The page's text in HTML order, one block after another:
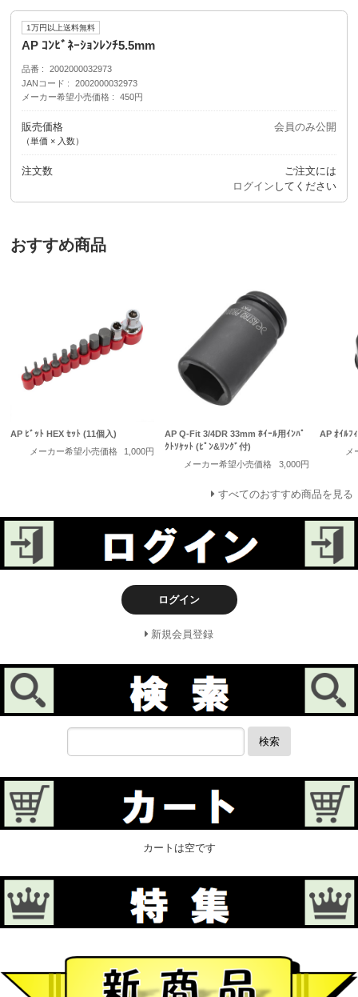
1万円以上送料無料
AP ｺﾝﾋﾞﾈｰｼｮﾝﾚﾝﾁ5.5mm
品番
2002000032973
JANコード
2002000032973
メーカー希望小売価格
450円
販売価格
（単価 × 入数）
会員のみ公開
注文数
ご注文には
ログイン してください
おすすめ商品
AP ﾋﾞｯﾄ HEX ｾｯﾄ (11個入)
メーカー希望小売価格
1,000円
AP Q-Fit 3/4DR 33mm ﾎｲｰﾙ用ｲﾝﾊﾟ
ｸﾄｿｹｯﾄ (ﾋﾟﾝ&ﾘﾝｸﾞ付)
メーカー希望小売価格
3,000円
AP ｵｲﾙﾌ
メ
すべてのおすすめ商品を見る
ログイン
新規会員登録
検索
カートは空です